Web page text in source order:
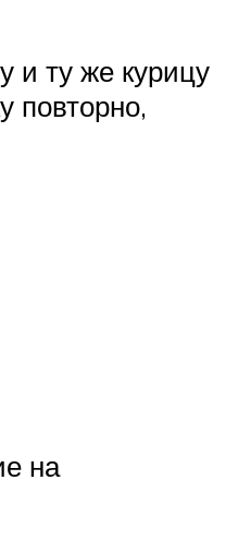
и ту же курицу
повторно,
на